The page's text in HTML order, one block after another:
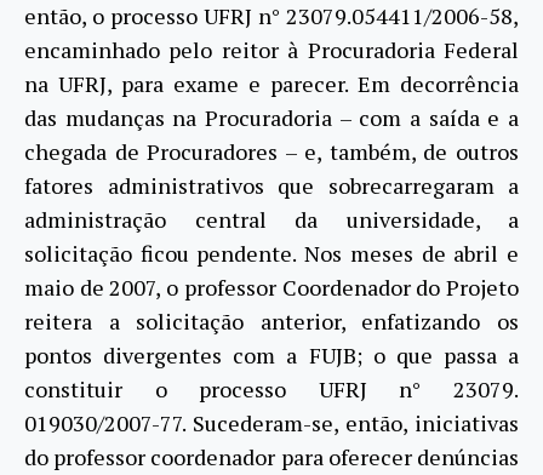
então, o processo UFRJ n° 23079.054411/2006-58,
encaminhado pelo reitor à Procuradoria Federal
na UFRJ, para exame e parecer. Em decorrência
das mudanças na Procuradoria – com a saída e a
chegada de Procuradores – e, também, de outros
fatores administrativos que sobrecarregaram a
administração central da universidade, a
solicitação ficou pendente. Nos meses de abril e
maio de 2007, o professor Coordenador do Projeto
reitera a solicitação anterior, enfatizando os
pontos divergentes com a FUJB; o que passa a
constituir o processo UFRJ n° 23079.
019030/2007-77. Sucederam-se, então, iniciativas
do professor coordenador para oferecer denúncias